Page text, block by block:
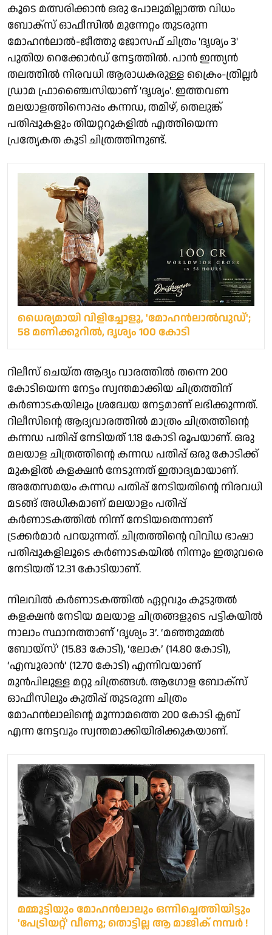
കൂടെ മത്സരിക്കാൻ ഒരു പോലുമില്ലാത്ത വിധം
ബോക്‌സ് ഓഫീസില്‍ മുന്നേറ്റം തുടരുന്ന
മോഹൻലാൽ-ജീത്തു ജോസഫ് ചിത്രം 'ദൃശ്യം 3'
പുതിയ റെക്കോർഡ് നേട്ടത്തിൽ. പാൻ ഇന്ത്യൻ
തലത്തിൽ നിരവധി ആരാധകരുള്ള ക്രൈം-ത്രില്ലർ
ഡ്രാമ ഫ്രാഞ്ചൈസിയാണ് 'ദൃശ്യം'. ഇത്തവണ
മലയാളത്തിനൊപ്പം കന്നഡ, തമിഴ്, തെലുങ്ക്
പതിപ്പുകളും തിയറ്ററുകളില്‍ എത്തിയെന്ന
പ്രത്യേകത കൂടി ചിത്രത്തിനുണ്ട്.
ധൈര്യമായി വിളിച്ചോളൂ, 'മോഹന്‍ലാല്‍വുഡ്';
58 മണിക്കൂറില്‍, ദൃശ്യം 100 കോടി
റിലീസ് ചെയ്ത ആദ്യം വാരത്തിൽ തന്നെ 200
കോടിയെന്ന നേട്ടം സ്വന്തമാക്കിയ ചിത്രത്തിന്
കര്‍ണാടകയിലും ശ്രദ്ധേയ നേട്ടമാണ് ലഭിക്കുന്നത്.
റിലീസിന്റെ ആദ്യവാരത്തില്‍ മാത്രം ചിത്രത്തിന്റെ
കന്നഡ പതിപ്പ് നേടിയത് 1.18 കോടി രൂപയാണ്. ഒരു
മലയാള ചിത്രത്തിന്റെ കന്നഡ പതിപ്പ് ഒരു കോടിക്ക്
മുകളില്‍ കളക്ഷന്‍ നേടുന്നത് ഇതാദ്യമായാണ്.
അതേസമയം കന്നഡ പതിപ്പ് നേടിയതിന്റെ നിരവധി
മടങ്ങ് അധികമാണ് മലയാളം പതിപ്പ്
കര്‍ണാടകത്തില്‍ നിന്ന് നേടിയതെന്നാണ്
ട്രക്കർമാർ പറയുന്നത്. ചിത്രത്തിന്റെ വിവിധ ഭാഷാ
പതിപ്പുകളിലൂടെ കർണാടകയിൽ നിന്നും ഇതുവരെ
നേടിയത് 12.31 കോടിയാണ്.
നിലവിൽ കര്‍ണാടകത്തില്‍ ഏറ്റവും കൂടുതല്‍
കളക്ഷന്‍ നേടിയ മലയാള ചിത്രങ്ങളുടെ പട്ടികയില്‍
നാലാം സ്ഥാനത്താണ് ‘ദൃശ്യം 3’. ‘മഞ്ഞുമ്മല്‍
ബോയ്സ്’ (15.83 കോടി), ‘ലോക’ (14.80 കോടി),
‘എമ്പുരാന്‍’ (12.70 കോടി) എന്നിവയാണ്
മുൻപിലുള്ള മറ്റു ചിത്രങ്ങള്‍. ആഗോള ബോക്‌സ്
ഓഫീസിലും കുതിപ്പ് തുടരുന്ന ചിത്രം
മോഹന്‍ലാലിന്റെ മൂന്നാമത്തെ 200 കോടി ക്ലബ്
എന്ന നേട്ടവും സ്വന്തമാക്കിയിരിക്കുകയാണ്.
മമ്മൂട്ടിയും മോഹൻലാലും ഒന്നിച്ചെത്തിയിട്ടും
'പേട്രിയറ്റ്' വീണു; തൊട്ടില്ല ആ മാജിക് നമ്പർ !